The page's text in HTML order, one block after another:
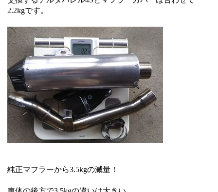
2.2kgです。
純正マフラーから3.5kgの減量！